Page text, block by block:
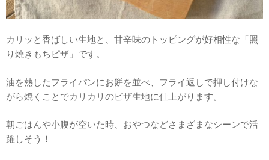
カリッと香ばしい生地と、甘辛味のトッピングが好相性な「照
り焼きもちピザ」です。
油を熱したフライパンにお餅を並べ、フライ返しで押し付けな
がら焼くことでカリカリのピザ生地に仕上がります。
朝ごはんや小腹が空いた時、おやつなどさまざまなシーンで活
躍しそう！